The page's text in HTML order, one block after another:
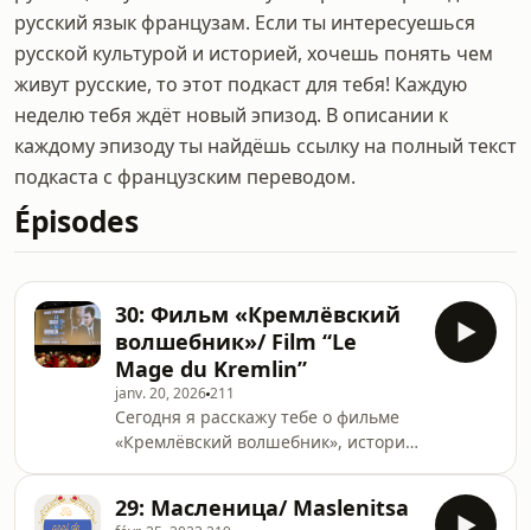
русский язык французам. Если ты интересуешься
русской культурой и историей, хочешь понять чем
живут русские, то этот подкаст для тебя! Каждую
неделю тебя ждёт новый эпизод. В описании к
каждому эпизоду ты найдёшь ссылку на полный текст
подкаста с французским переводом.
Épisodes
30: Фильм «Кремлёвский
волшебник»/ Film “Le
Mage du Kremlin”
janv. 20, 2026211
Сегодня я расскажу тебе о фильме
«Кремлёвский волшебник», истории
https://taprofderusse.fr/2026/01/20/30-
29: Масленица/ Maslenitsa